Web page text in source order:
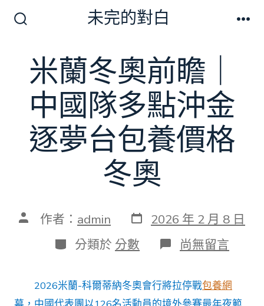
切
換
開
未完的對白
米蘭冬奧前瞻｜
中國隊多點沖金
逐夢台包養價格
冬奧
文 作者： admin 發
表
日
期
2026 年 2 月 8 日
分
類
分類於 分數 在
〈米
冬
奧
尚無留言
2026米蘭-科爾蒂納冬奧會行將拉停戰包養網